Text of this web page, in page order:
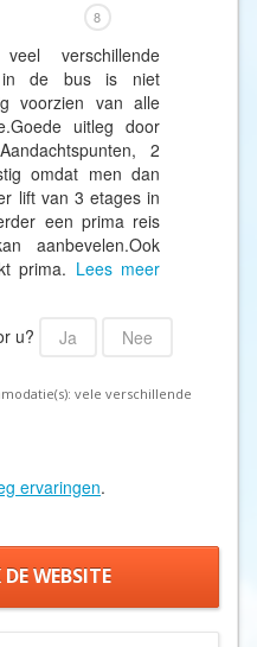
8
verschillende
in de bus is niet
voorzien van alle
uitleg door
2
omdat men dan
lift van 3 etages in
een prima reis
aanbevelen.Ook
prima. Lees meer
u?
Ja Nee
vele verschillende
ervaringen.
DE WEBSITE